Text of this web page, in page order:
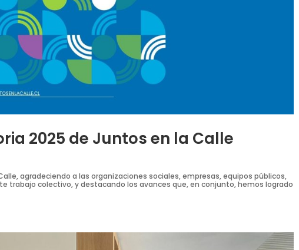
2025 de Juntos en la Calle
agradeciendo a las organizaciones sociales, empresas, equipos públicos,
trabajo colectivo, y destacando los avances que, en conjunto, hemos logrado